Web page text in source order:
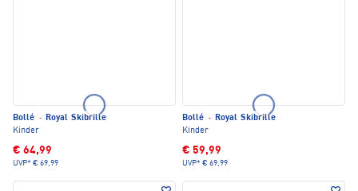
Bollé · Royal Skibrille
Kinder
€ 64,99
UVP* € 69,99
Bollé · Royal Skibrille
Kinder
€ 59,99
UVP* € 69,99